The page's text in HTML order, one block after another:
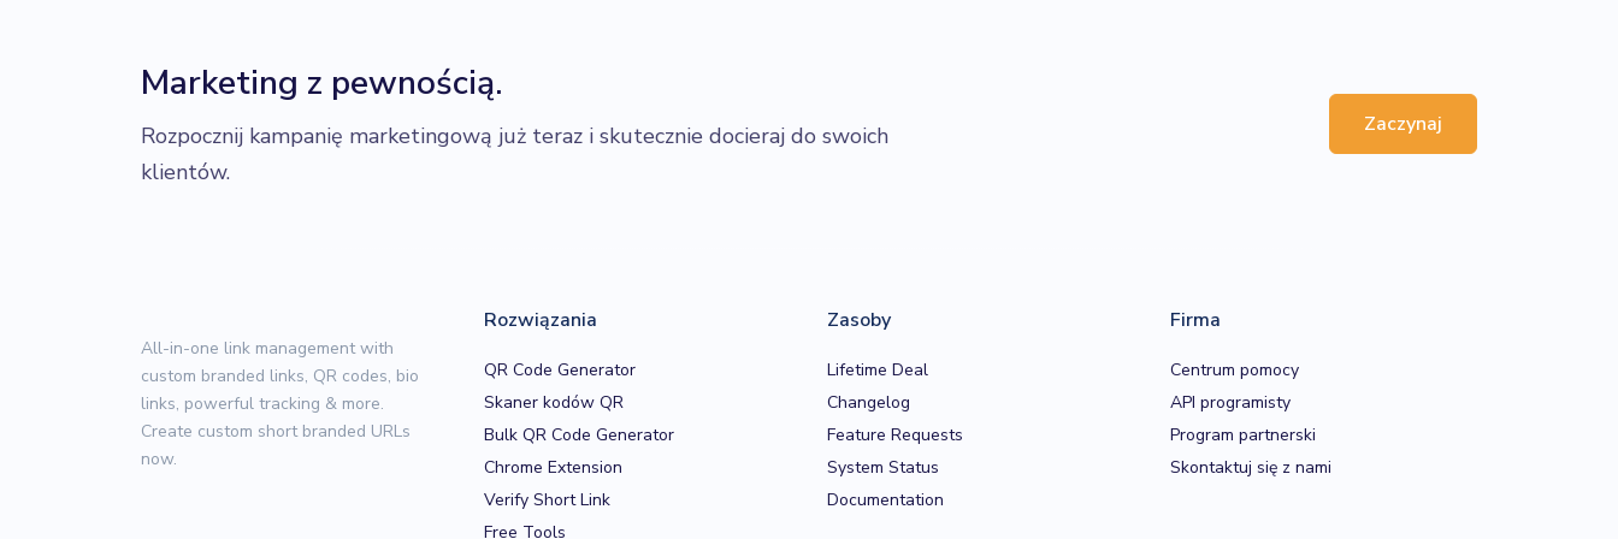
Marketing z pewnością.
Rozpocznij kampanię marketingową już teraz i skutecznie docieraj do swoich
klientów.
Zaczynaj
All-in-one link management with
custom branded links, QR codes, bio
links, powerful tracking & more.
Create custom short branded URLs
now.
Rozwiązania
QR Code Generator
Skaner kodów QR
Bulk QR Code Generator
Chrome Extension
Verify Short Link
Free Tools
Zasoby
Lifetime Deal
Changelog
Feature Requests
System Status
Documentation
Firma
Centrum pomocy
API programisty
Program partnerski
Skontaktuj się z nami